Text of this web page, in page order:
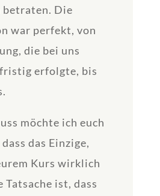
betraten. Die
war perfekt, von
die bei uns
erfolgte, bis
möchte ich euch
das Einzige,
Kurs wirklich
Tatsache ist, dass